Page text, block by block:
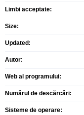
Limbi acceptate:
Size:
Updated:
Autor:
Web al programului:
Numărul de descărcări:
Sisteme de operare: